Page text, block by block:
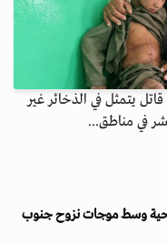
يتمثل في الذخائر غير
في مناطق...
وسط موجات نزوح جنوب